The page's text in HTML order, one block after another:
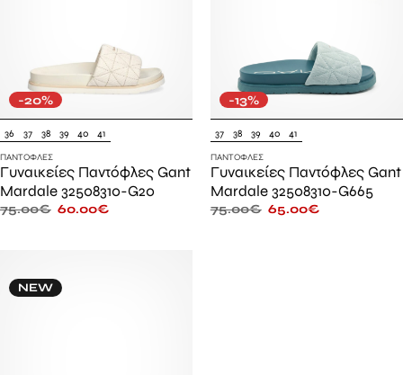
-20%
36 37 38 39 40 41
ΠΑΝΤΌΦΛΕΣ
Γυναικείες Παντόφλες Gant
Mardale 32508310-G20
75.00€ 60.00€
-13%
37 38 39 40 41
ΠΑΝΤΌΦΛΕΣ
Γυναικείες Παντόφλες Gant
Mardale 32508310-G665
75.00€ 65.00€
NEW